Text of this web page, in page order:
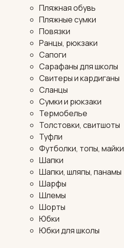
Пляжная обувь
Пляжные сумки
Повязки
Ранцы, рюкзаки
Сапоги
Сарафаны для школы
Свитеры и кардиганы
Сланцы
Сумки и рюкзаки
Термобелье
Толстовки, свитшоты
Туфли
Футболки, топы, майки
Шапки
Шапки, шляпы, панамы
Шарфы
Шлемы
Шорты
Юбки
Юбки для школы